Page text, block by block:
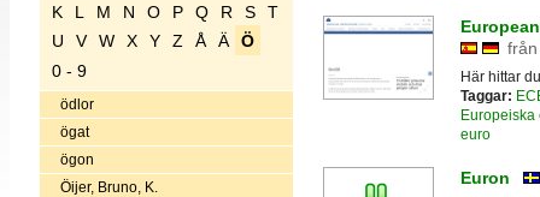
K
L M N O P Q R S
T
U
V W X Y Z Å Ä
Ö
0 - 9
ödlor
ögat
ögon
Öijer, Bruno, K.
Här hittar
Taggar:
Europeiska
euro
Euron